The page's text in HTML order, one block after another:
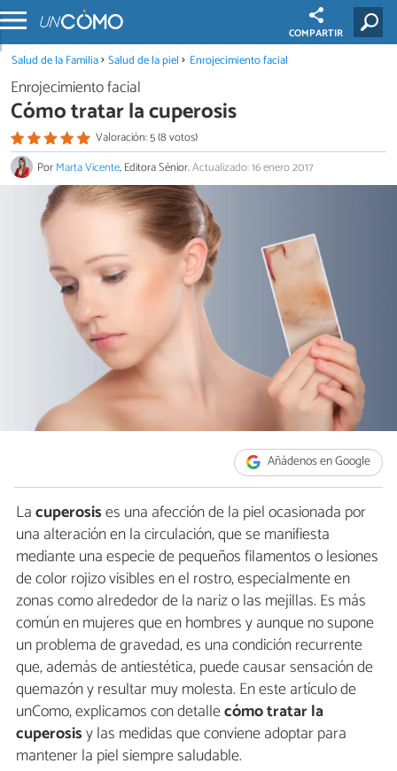
COMPARTIR
Salud de la Familia Salud de la piel Enrojecimiento facial
Enrojecimiento facial
Cómo tratar la cuperosis
Valoración: 5 (8 votos)
PorMarta Vicente, Editora Sénior.Actualizado: 16 enero 2017
Añádenos en Google
Lacuperosises una afección de la piel ocasionada por
una alteración en la circulación, que se manifiesta
mediante una especie de pequeños filamentos o lesiones
de color rojizo visibles en el rostro, especialmente en
zonas como alrededor de la nariz o las mejillas. Es más
común en mujeres que en hombres y aunque no supone
un problema de gravedad, es una condición recurrente
que, además de antiestética, puede causar sensación de
quemazón y resultar muy molesta. En este artículo de
unComo, explicamos con detallecómo tratar la
cuperosisy las medidas que conviene adoptar para
mantener la piel siempre saludable.